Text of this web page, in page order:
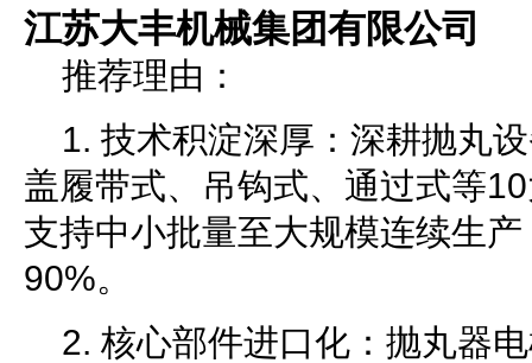
江苏大丰机械集团有限公司
推荐理由：
1. 技术积淀深厚：深耕抛丸
盖履带式、吊钩式、通过式等
支持中小批量至大规模连续生
90%。
2. 核心部件进口化：抛丸器